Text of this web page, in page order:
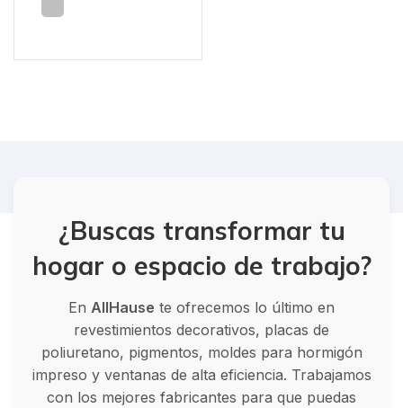
¿Buscas transformar tu
hogar o espacio de trabajo?
En AllHause te ofrecemos lo último en
revestimientos decorativos, placas de
poliuretano, pigmentos, moldes para hormigón
impreso y ventanas de alta eficiencia. Trabajamos
con los mejores fabricantes para que puedas